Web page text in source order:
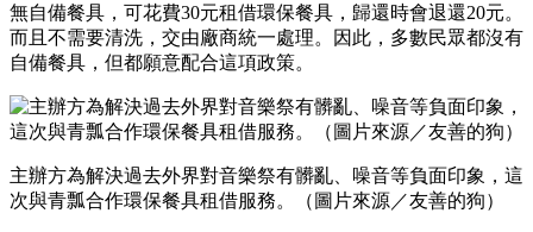
無自備餐具，可花費30元租借環保餐具，歸還時會退還20元。
而且不需要清洗，交由廠商統一處理。因此，多數民眾都沒有
自備餐具，但都願意配合這項政策。
主辦方為解決過去外界對音樂祭有髒亂、噪音等負面印象，這
次與青瓢合作環保餐具租借服務。（圖片來源／友善的狗）